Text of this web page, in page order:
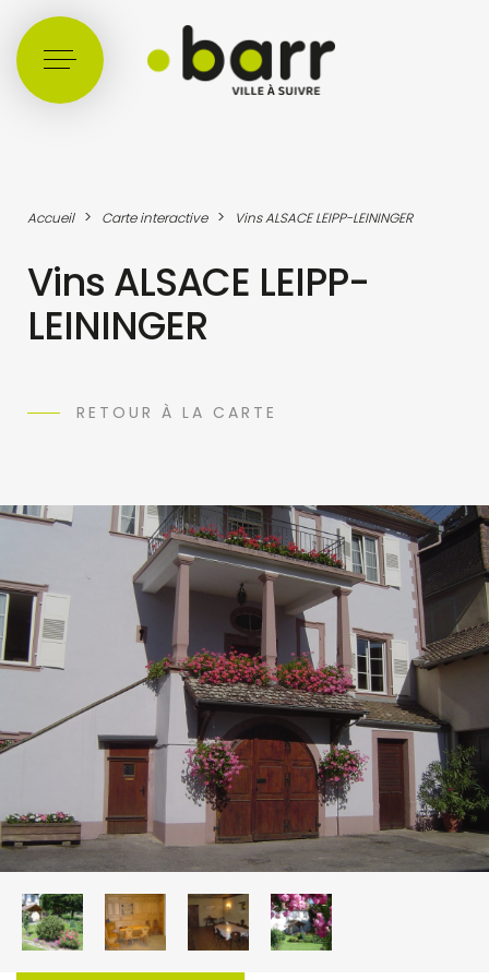
Accueil > Carte interactive > Vins ALSACE LEIPP-LEININGER
Vins ALSACE LEIPP-
LEININGER
RETOUR À LA CARTE